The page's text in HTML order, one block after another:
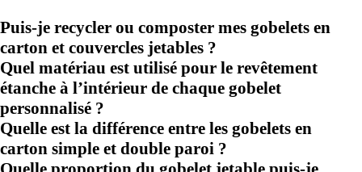
Puis-je recycler ou composter mes gobelets en
carton et couvercles jetables ?
Quel matériau est utilisé pour le revêtement
étanche à l’intérieur de chaque gobelet
personnalisé ?
Quelle est la différence entre les gobelets en
carton simple et double paroi ?